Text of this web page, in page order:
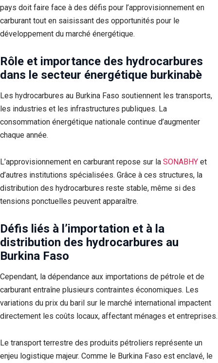
pays doit faire face à des défis pour l’approvisionnement en
carburant tout en saisissant des opportunités pour le
développement du marché énergétique.
Rôle et importance des hydrocarbures
dans le secteur énergétique burkinabè
Les hydrocarbures au Burkina Faso soutiennent les transports,
les industries et les infrastructures publiques. La
consommation énergétique nationale continue d’augmenter
chaque année.
L’approvisionnement en carburant repose sur la SONABHY et
d’autres institutions spécialisées. Grâce à ces structures, la
distribution des hydrocarbures reste stable, même si des
tensions ponctuelles peuvent apparaître.
Défis liés à l’importation et à la
distribution des hydrocarbures au
Burkina Faso
Cependant, la dépendance aux importations de pétrole et de
carburant entraîne plusieurs contraintes économiques. Les
variations du prix du baril sur le marché international impactent
directement les coûts locaux, affectant ménages et entreprises.
Le transport terrestre des produits pétroliers représente un
enjeu logistique majeur. Comme le Burkina Faso est enclavé, le